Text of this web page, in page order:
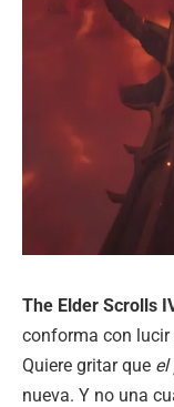
The Elder Scrolls
conforma con lucir
Quiere gritar que el
nueva. Y no una